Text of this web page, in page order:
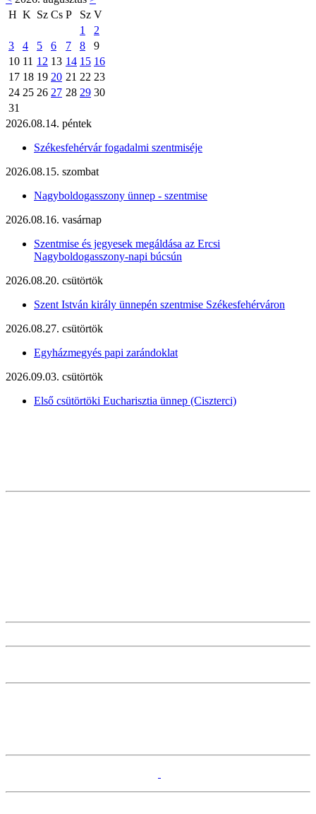
H K Sz Cs P Sz V
1
2
3
4 5 6 7 8
9
10 11 12 13 14 15 16
17 18 19 20 21 22 23
24 25 26 27 28 29 30
31
2026.08.14. péntek
Székesfehérvár fogadalmi szentmiséje
2026.08.15. szombat
Nagyboldogasszony ünnep - szentmise
2026.08.16. vasárnap
Szentmise és jegyesek megáldása az Ercsi
Nagyboldogasszony-napi búcsún
2026.08.20. csütörtök
Szent István király ünnepén szentmise Székesfehérváron
2026.08.27. csütörtök
Egyházmegyés papi zarándoklat
2026.09.03. csütörtök
Első csütörtöki Eucharisztia ünnep (Ciszterci)